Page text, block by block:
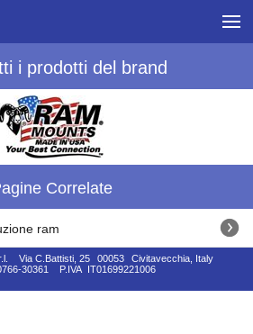
i prodotti del brand
Correlate
ram
Via C.Battisti, 25 00053
Civitavecchia, Italy
30361 P.IVA IT01699221006